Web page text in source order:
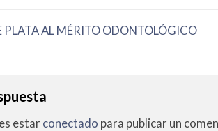
PLATA AL MÉRITO ODONTOLÓGICO
estar conectado para publicar un